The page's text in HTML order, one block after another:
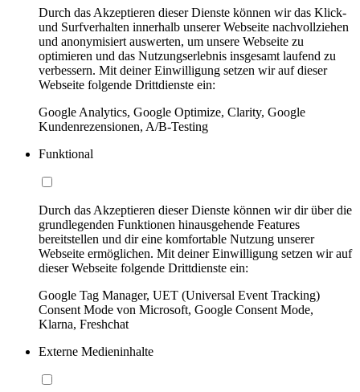
Durch das Akzeptieren dieser Dienste können wir das Klick-
und Surfverhalten innerhalb unserer Webseite nachvollziehen
und anonymisiert auswerten, um unsere Webseite zu
optimieren und das Nutzungserlebnis insgesamt laufend zu
verbessern. Mit deiner Einwilligung setzen wir auf dieser
Webseite folgende Drittdienste ein:
Google Analytics, Google Optimize, Clarity, Google
Kundenrezensionen, A/B-Testing
Funktional
Durch das Akzeptieren dieser Dienste können wir dir über die
grundlegenden Funktionen hinausgehende Features
bereitstellen und dir eine komfortable Nutzung unserer
Webseite ermöglichen. Mit deiner Einwilligung setzen wir auf
dieser Webseite folgende Drittdienste ein:
Google Tag Manager, UET (Universal Event Tracking)
Consent Mode von Microsoft, Google Consent Mode,
Klarna, Freshchat
Externe Medieninhalte